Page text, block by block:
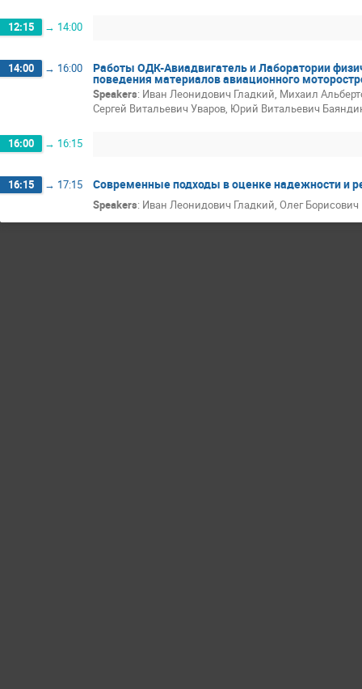
12:15 → 14:00
14:00 → 16:00 Работы ОДК-Авиадвигатель и Лаборатории
поведения материалов авиационного
Speakers: Иван Леонидович Гладкий, Михаил
Сергей Витальевич Уваров, Юрий Витальевич
16:00 → 16:15
16:15 → 17:15 Современные подходы в оценке надежности и
Speakers: Иван Леонидович Гладкий, Олег